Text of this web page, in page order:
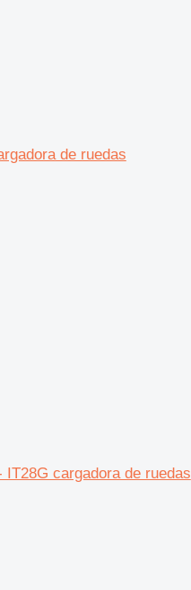
de ruedas
cargadora de ruedas